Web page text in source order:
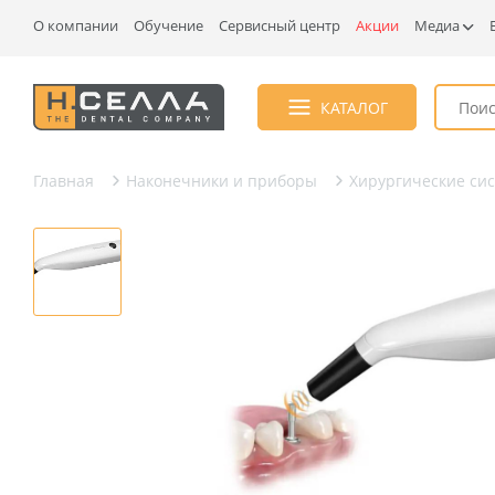
О компании Обучение Сервисный центр Акции Медиа
КАТАЛОГ
Главная Наконечники и приборы Хирургические